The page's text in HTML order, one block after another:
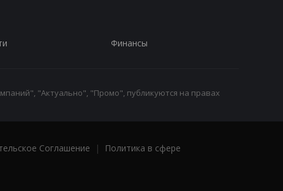
Финансы
"Актуально", "Промо", публикуются на правах
Соглашение |
Политика в сфере